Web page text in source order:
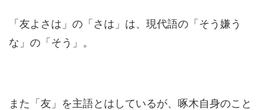
「友よさは」の「さは」は、現代語の「そう嫌う
な」の「そう」。
また「友」を主語とはしているが、啄木自身のこと